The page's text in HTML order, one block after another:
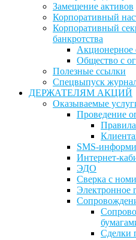
Замещение активов
Корпоративный
Корпоративный
банкротства
Акционерное
Общество с
Полезные ссылки
Спецвыпуск
ДЕРЖАТЕЛЯМ АКЦИЙ
Оказываемые
Проведение
SMS-
Интернет-
ЭДО
Сверка с
Электронное
Сделки